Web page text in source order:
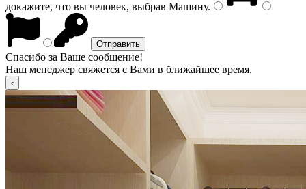
докажите, что вы человек, выбрав Машину.
Спасибо за Ваше сообщение!
Наш менеджер свяжется с Вами в ближайшее время.